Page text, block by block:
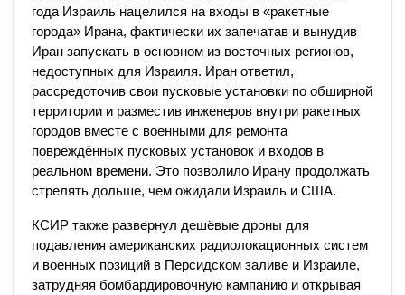
года Израиль нацелился на входы в «ракетные
города» Ирана, фактически их запечатав и вынудив
Иран запускать в основном из восточных регионов,
недоступных для Израиля. Иран ответил,
рассредоточив свои пусковые установки по обширной
территории и разместив инженеров внутри ракетных
городов вместе с военными для ремонта
повреждённых пусковых установок и входов в
реальном времени. Это позволило Ирану продолжать
стрелять дольше, чем ожидали Израиль и США.
КСИР также развернул дешёвые дроны для
подавления американских радиолокационных систем
и военных позиций в Персидском заливе и Израиле,
затрудняя бомбардировочную кампанию и открывая